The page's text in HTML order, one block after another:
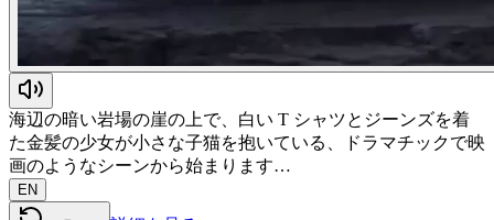
海辺の暗い岩場の崖の上で、白い T シャツとジーンズを着
た金髪の少女が小さな子猫を抱いている、ドラマチックで映
画のようなシーンから始まります…
EN